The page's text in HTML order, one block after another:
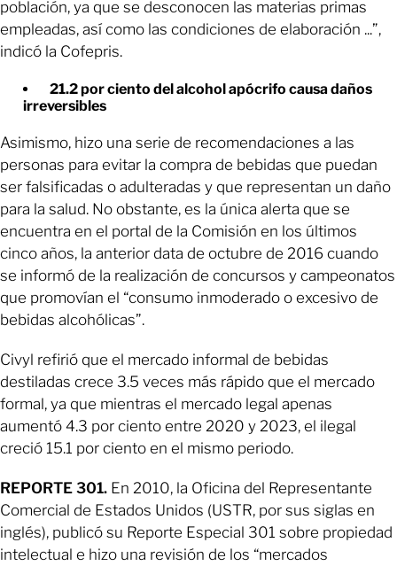
población, ya que se desconocen las materias primas
empleadas, así como las condiciones de elaboración ...”,
indicó la Cofepris.
21.2 por ciento del alcohol apócrifo causa daños
irreversibles
Asimismo, hizo una serie de recomendaciones a las
personas para evitar la compra de bebidas que puedan
ser falsificadas o adulteradas y que representan un daño
para la salud. No obstante, es la única alerta que se
encuentra en el portal de la Comisión en los últimos
cinco años, la anterior data de octubre de 2016 cuando
se informó de la realización de concursos y campeonatos
que promovían el “consumo inmoderado o excesivo de
bebidas alcohólicas”.
Civyl refirió que el mercado informal de bebidas
destiladas crece 3.5 veces más rápido que el mercado
formal, ya que mientras el mercado legal apenas
aumentó 4.3 por ciento entre 2020 y 2023, el ilegal
creció 15.1 por ciento en el mismo periodo.
REPORTE 301. En 2010, la Oficina del Representante
Comercial de Estados Unidos (USTR, por sus siglas en
inglés), publicó su Reporte Especial 301 sobre propiedad
intelectual e hizo una revisión de los “mercados